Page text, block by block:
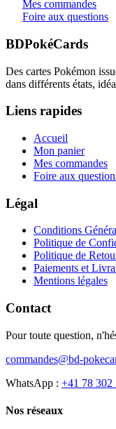
Mes commandes
Foire aux questions
BDPokéCards
Des cartes Pokémon
dans différents états,
Liens rapides
Accueil
Mon panier
Mes commandes
Foire aux
Légal
Conditions
Politique de
Politique de
Paiements et
Mentions légales
Contact
Pour toute question,
commandes@bd-
WhatsApp : +41 78 302
Nos réseaux